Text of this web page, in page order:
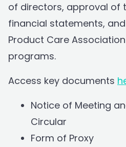
of directors, approval of
financial statements,
Product Care
programs.
Access key documents
Notice of Meeting
Circular
Form of Proxy